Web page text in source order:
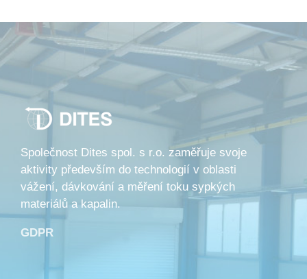
Společnost Dites spol. s r.o. zaměřuje svoje
aktivity především do technologií v oblasti
vážení, dávkování a měření toku sypkých
materiálů a kapalin.
GDPR